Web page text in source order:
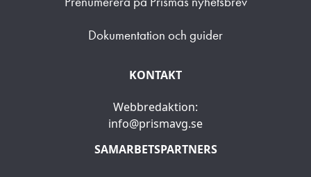
Dokumentation och guider
KONTAKT
Webbredaktion:
info@prismavg.se
SAMARBETSPARTNERS